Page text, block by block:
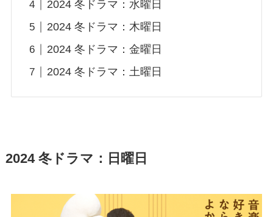
2024 冬ドラマ：水曜日
2024 冬ドラマ：木曜日
2024 冬ドラマ：金曜日
2024 冬ドラマ：土曜日
2024 冬ドラマ：日曜日